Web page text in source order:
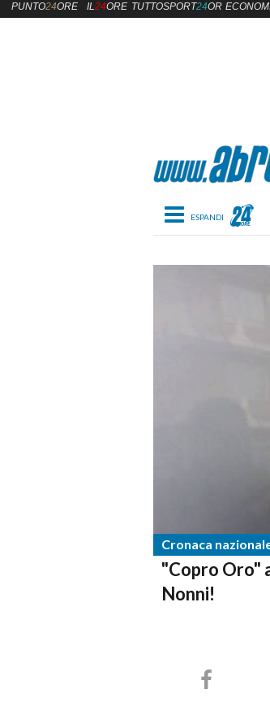
Toggle
Cronaca
"Copro Oro"
Nonni!
PUNTO24ORE IL24ORE TUTTOSPORT24ORE